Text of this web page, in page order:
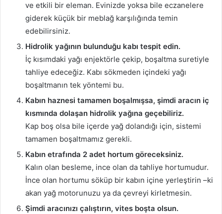
ve etkili bir eleman. Evinizde yoksa bile eczanelere
giderek küçük bir meblağ karşılığında temin
edebilirsiniz.
Hidrolik yağının bulunduğu kabı tespit edin.
İç kısımdaki yağı enjektörle çekip, boşaltma suretiyle
tahliye edeceğiz. Kabı sökmeden içindeki yağı
boşaltmanın tek yöntemi bu.
Kabın haznesi tamamen boşalmışsa, şimdi aracın iç
kısmında dolaşan hidrolik yağına geçebiliriz.
Kap boş olsa bile içerde yağ dolandığı için, sistemi
tamamen boşaltmamız gerekli.
Kabın etrafında 2 adet hortum göreceksiniz.
Kalın olan besleme, ince olan da tahliye hortumudur.
İnce olan hortumu söküp bir kabın içine yerleştirin –ki
akan yağ motorunuzu ya da çevreyi kirletmesin.
Şimdi aracınızı çalıştırın, vites boşta olsun.